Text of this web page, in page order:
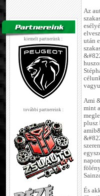
kiemelt partnerünk :
további partnereink :
Az
után
Ami
mint
plusz
És